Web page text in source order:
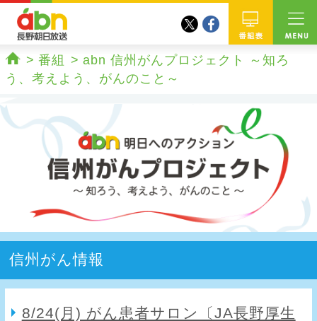
番組
twitterfacebook
ホーム
番組
abn 信州がんプロジェクト ～知ろ
う、考えよう、がんのこと～
信州がん情報
8/24(月) がん患者サロン〔JA長野厚生